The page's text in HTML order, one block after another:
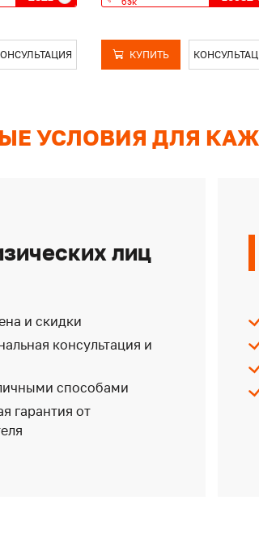
КУПИТЬ
УСЛОВИЯ ДЛЯ
лиц
и скидки
консультация и
способами
гарантия от